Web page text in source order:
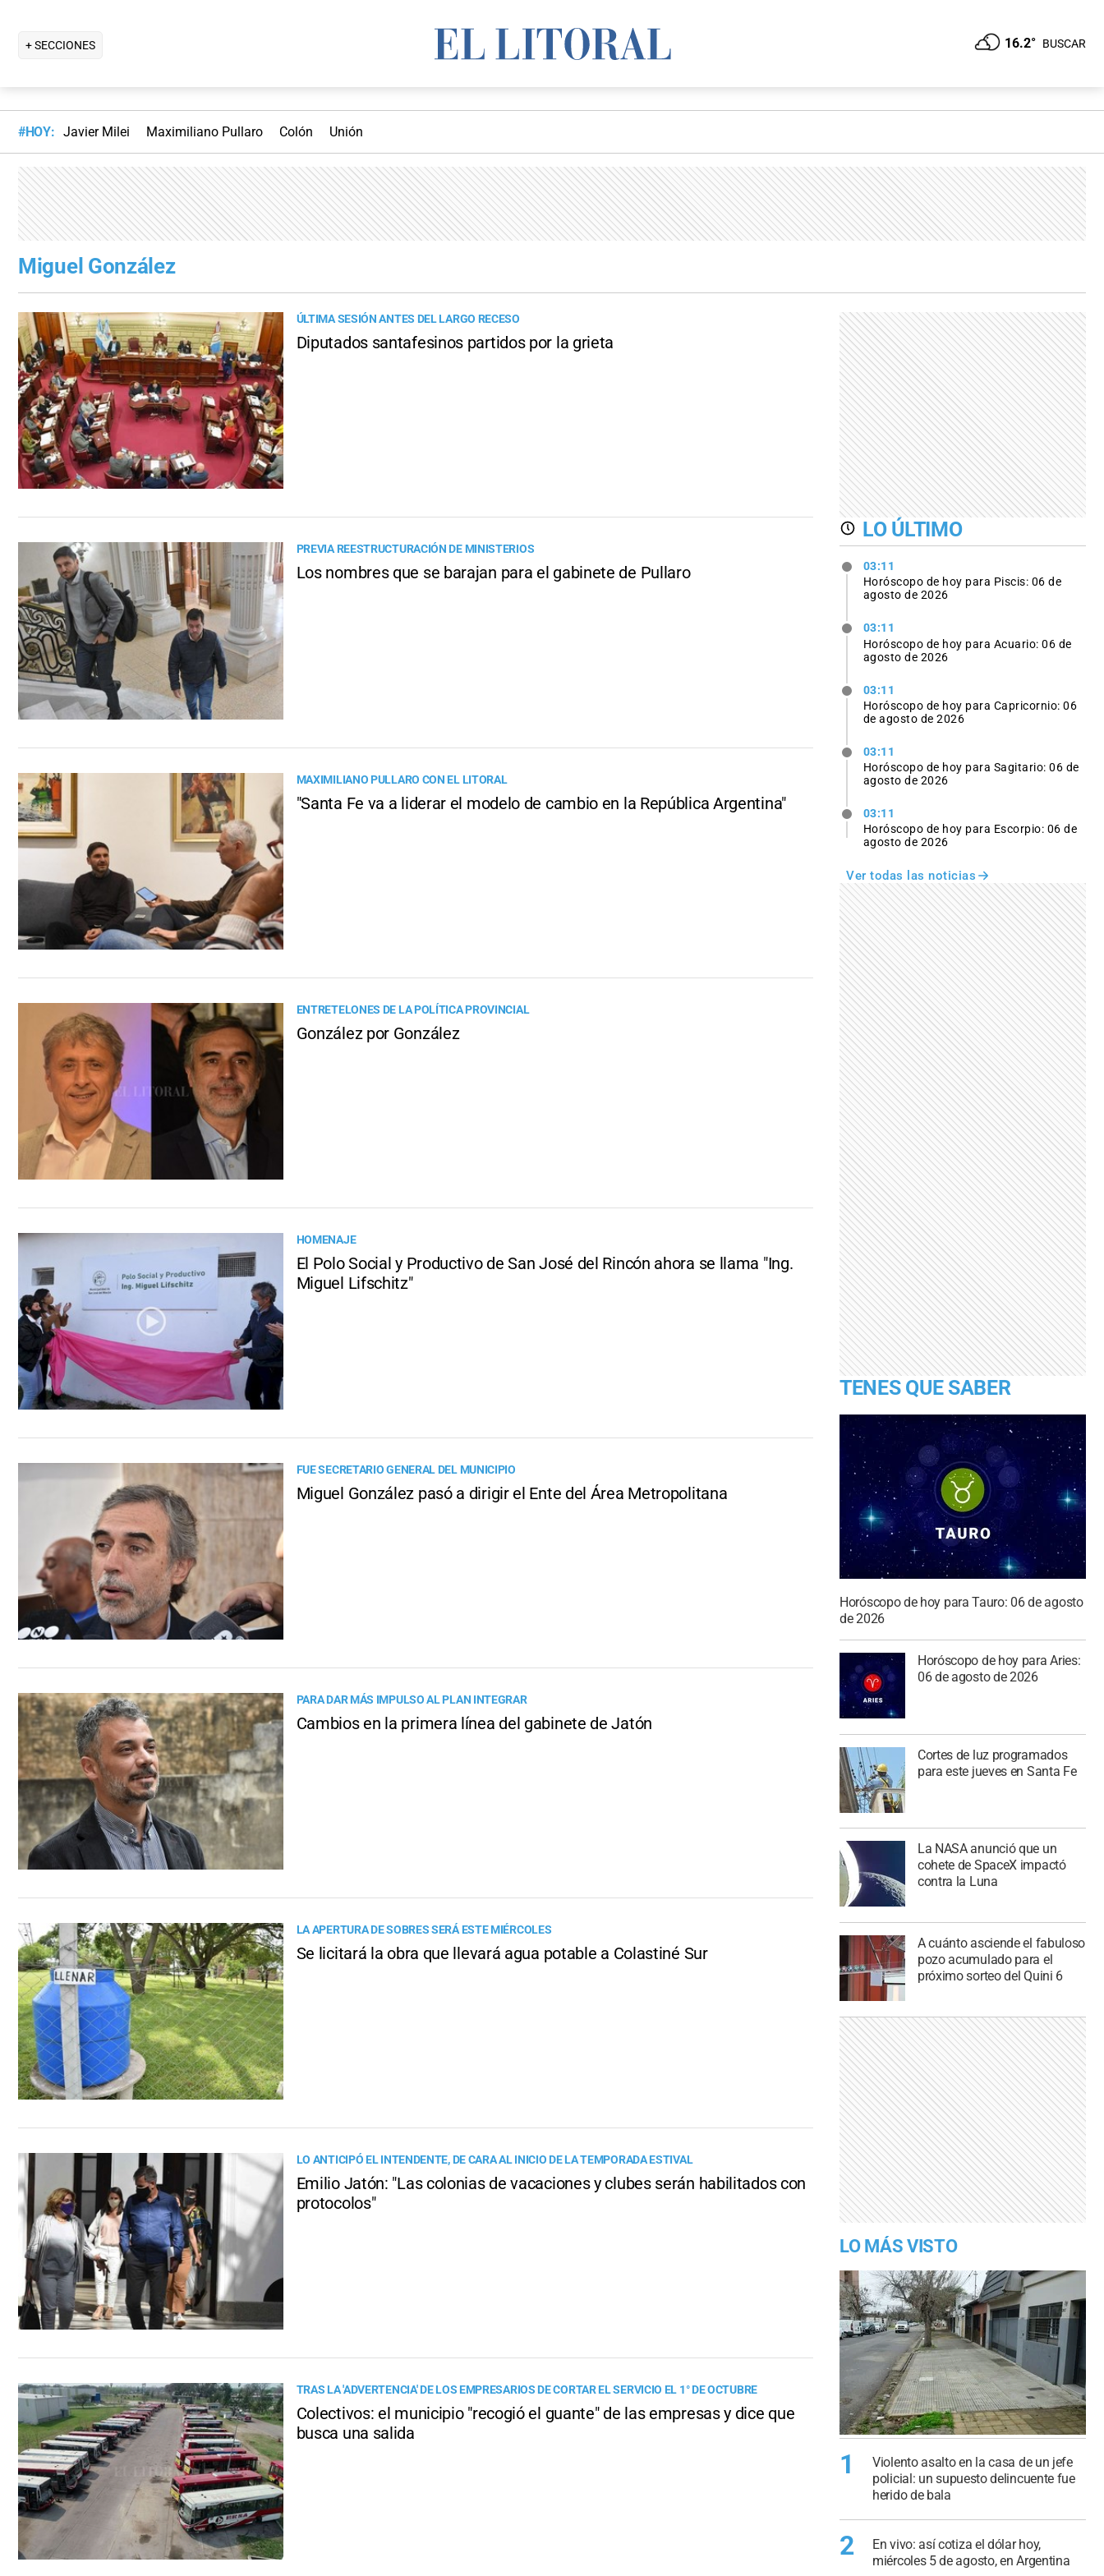
+ SECCIONES 16.2° BUSCAR
#HOY: Javier Milei Maximiliano Pullaro Colón Unión
Miguel González
ÚLTIMA SESIÓN ANTES DEL LARGO RECESO
Diputados santafesinos partidos por la grieta
PREVIA REESTRUCTURACIÓN DE MINISTERIOS
Los nombres que se barajan para el gabinete de Pullaro
MAXIMILIANO PULLARO CON EL LITORAL
"Santa Fe va a liderar el modelo de cambio en la República Argentina"
ENTRETELONES DE LA POLÍTICA PROVINCIAL
González por González
HOMENAJE
El Polo Social y Productivo de San José del Rincón ahora se llama "Ing.
Miguel Lifschitz"
FUE SECRETARIO GENERAL DEL MUNICIPIO
Miguel González pasó a dirigir el Ente del Área Metropolitana
PARA DAR MÁS IMPULSO AL PLAN INTEGRAR
Cambios en la primera línea del gabinete de Jatón
LA APERTURA DE SOBRES SERÁ ESTE MIÉRCOLES
Se licitará la obra que llevará agua potable a Colastiné Sur
LO ANTICIPÓ EL INTENDENTE, DE CARA AL INICIO DE LA TEMPORADA ESTIVAL
Emilio Jatón: "Las colonias de vacaciones y clubes serán habilitados con
protocolos"
TRAS LA 'ADVERTENCIA' DE LOS EMPRESARIOS DE CORTAR EL SERVICIO EL 1° DE OCTUBRE
Colectivos: el municipio "recogió el guante" de las empresas y dice que
busca una salida
LO ÚLTIMO
03:11
Horóscopo de hoy para Piscis: 06 de
agosto de 2026
03:11
Horóscopo de hoy para Acuario: 06 de
agosto de 2026
03:11
Horóscopo de hoy para Capricornio: 06
de agosto de 2026
03:11
Horóscopo de hoy para Sagitario: 06 de
agosto de 2026
03:11
Horóscopo de hoy para Escorpio: 06 de
agosto de 2026
Ver todas las noticias
TENES QUE SABER
Horóscopo de hoy para Tauro: 06 de agosto
de 2026
Horóscopo de hoy para Aries:
06 de agosto de 2026
Cortes de luz programados
para este jueves en Santa Fe
La NASA anunció que un
cohete de SpaceX impactó
contra la Luna
A cuánto asciende el fabuloso
pozo acumulado para el
próximo sorteo del Quini 6
LO MÁS VISTO
1
Violento asalto en la casa de un jefe
policial: un supuesto delincuente fue
herido de bala
2
En vivo: así cotiza el dólar hoy,
miércoles 5 de agosto, en Argentina